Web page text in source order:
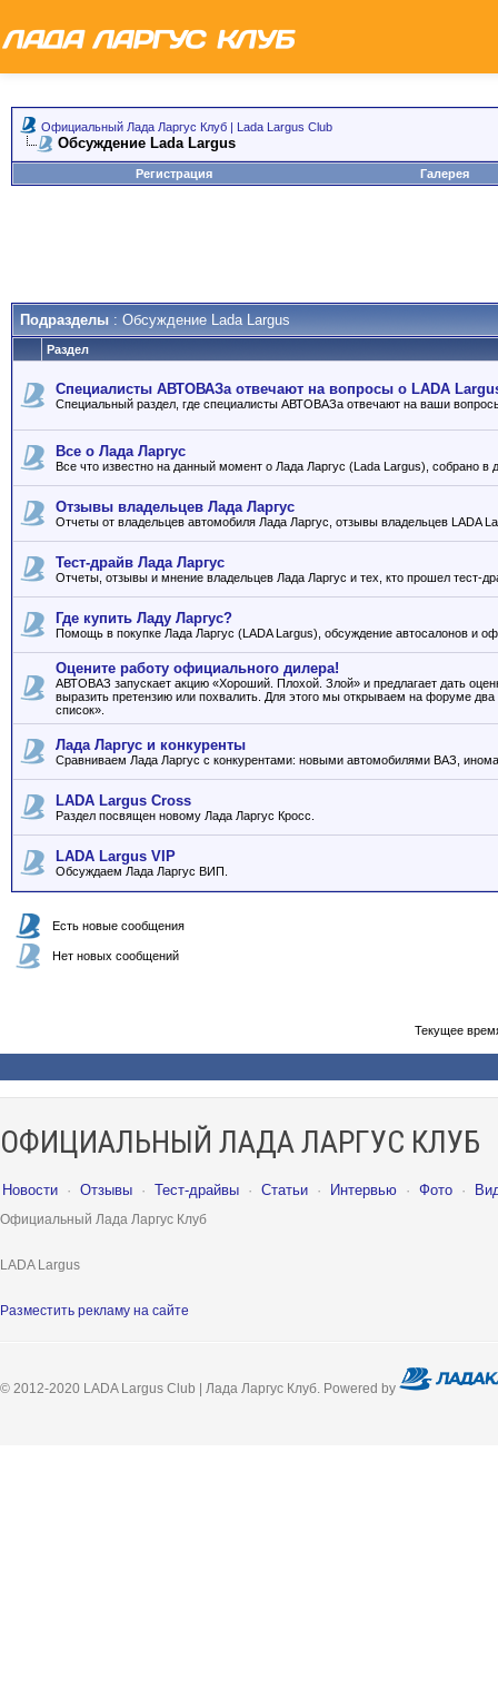
Официальный Лада Ларгус Клуб | Lada Largus Club
Обсуждение Lada Largus
Регистрация Галерея
Подразделы : Обсуждение Lada Largus
Раздел
Специалисты АВТОВАЗа отвечают на вопросы о LADA
Специальный раздел, где специалисты АВТОВАЗа отвечают на ваши
Все о Лада Ларгус
Все что известно на данный момент о Лада Ларгус (Lada Largus), собрано в
Отзывы владельцев Лада Ларгус
Отчеты от владельцев автомобиля Лада Ларгус, отзывы владельцев LADA
Тест-драйв Лада Ларгус
Отчеты, отзывы и мнение владельцев Лада Ларгус и тех, кто прошел тест-
Где купить Ладу Ларгус?
Помощь в покупке Лада Ларгус (LADA Largus), обсуждение автосалонов и
Оцените работу официального дилера!
АВТОВАЗ запускает акцию «Хороший. Плохой. Злой» и предлагает дать
выразить претензию или похвалить. Для этого мы открываем на форуме
список».
Лада Ларгус и конкуренты
Сравниваем Лада Ларгус с конкурентами: новыми автомобилями ВАЗ,
LADA Largus Cross
Раздел посвящен новому Лада Ларгус Кросс.
LADA Largus VIP
Обсуждаем Лада Ларгус ВИП.
Есть новые сообщения
Нет новых сообщений
Текущее
ОФИЦИАЛЬНЫЙ ЛАДА ЛАРГУС КЛУБ
Новости · Отзывы · Тест-драйвы · Статьи · Интервью · Фото ·
Официальный Лада Ларгус Клуб
LADA Largus
Разместить рекламу на сайте
© 2012-2020 LADA Largus Club | Лада Ларгус Клуб. Powered by